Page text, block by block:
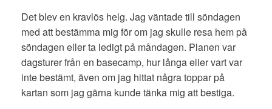
Det blev en kravlös helg. Jag väntade till söndagen
med att bestämma mig för om jag skulle resa hem på
söndagen eller ta ledigt på måndagen. Planen var
dagsturer från en basecamp, hur långa eller vart var
inte bestämt, även om jag hittat några toppar på
kartan som jag gärna kunde tänka mig att bestiga.